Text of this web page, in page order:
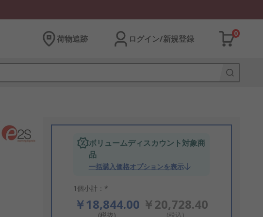
荷物追跡 ログイン/新規登録
0
ボリュームディスカウント対象商
品
一括購入価格オプションを表示
1個小計：*
￥18,844.00
(税抜)
￥20,728.40
(税込)